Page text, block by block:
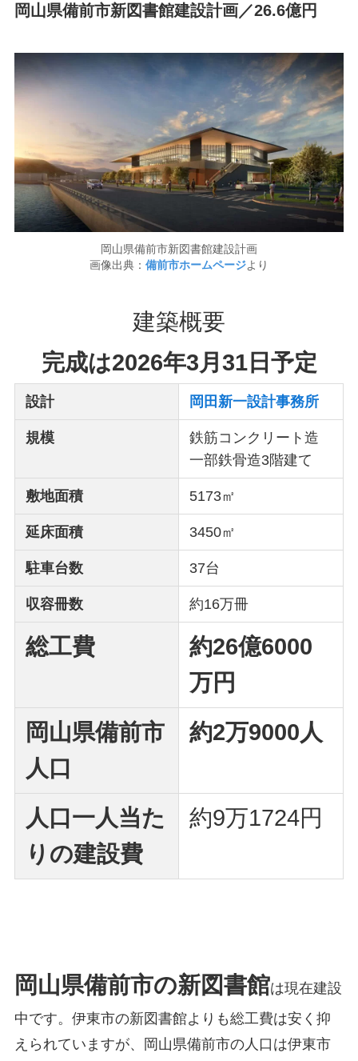
岡山県備前市新図書館建設計画／26.6億円
岡山県備前市新図書館建設計画
画像出典： 備前市ホームページより
建築概要
完成は2026年3月31日予定
設計 岡田新一設計事務所
規模
鉄筋コンクリート造
一部鉄骨造3階建て
敷地面積 5173㎡
延床面積 3450㎡
駐車台数 37台
収容冊数 約16万冊
総工費
約26億6000
万円
岡山県備前市
人口
約2万9000人
人口一人当た
りの建設費
約9万1724円
岡山県備前市の新図書館は現在建設
中です。伊東市の新図書館よりも総工費は安く抑
えられていますが、岡山県備前市の人口は伊東市